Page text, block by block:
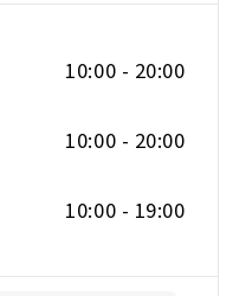
10:00 - 20:00
10:00 - 20:00
10:00 - 19:00